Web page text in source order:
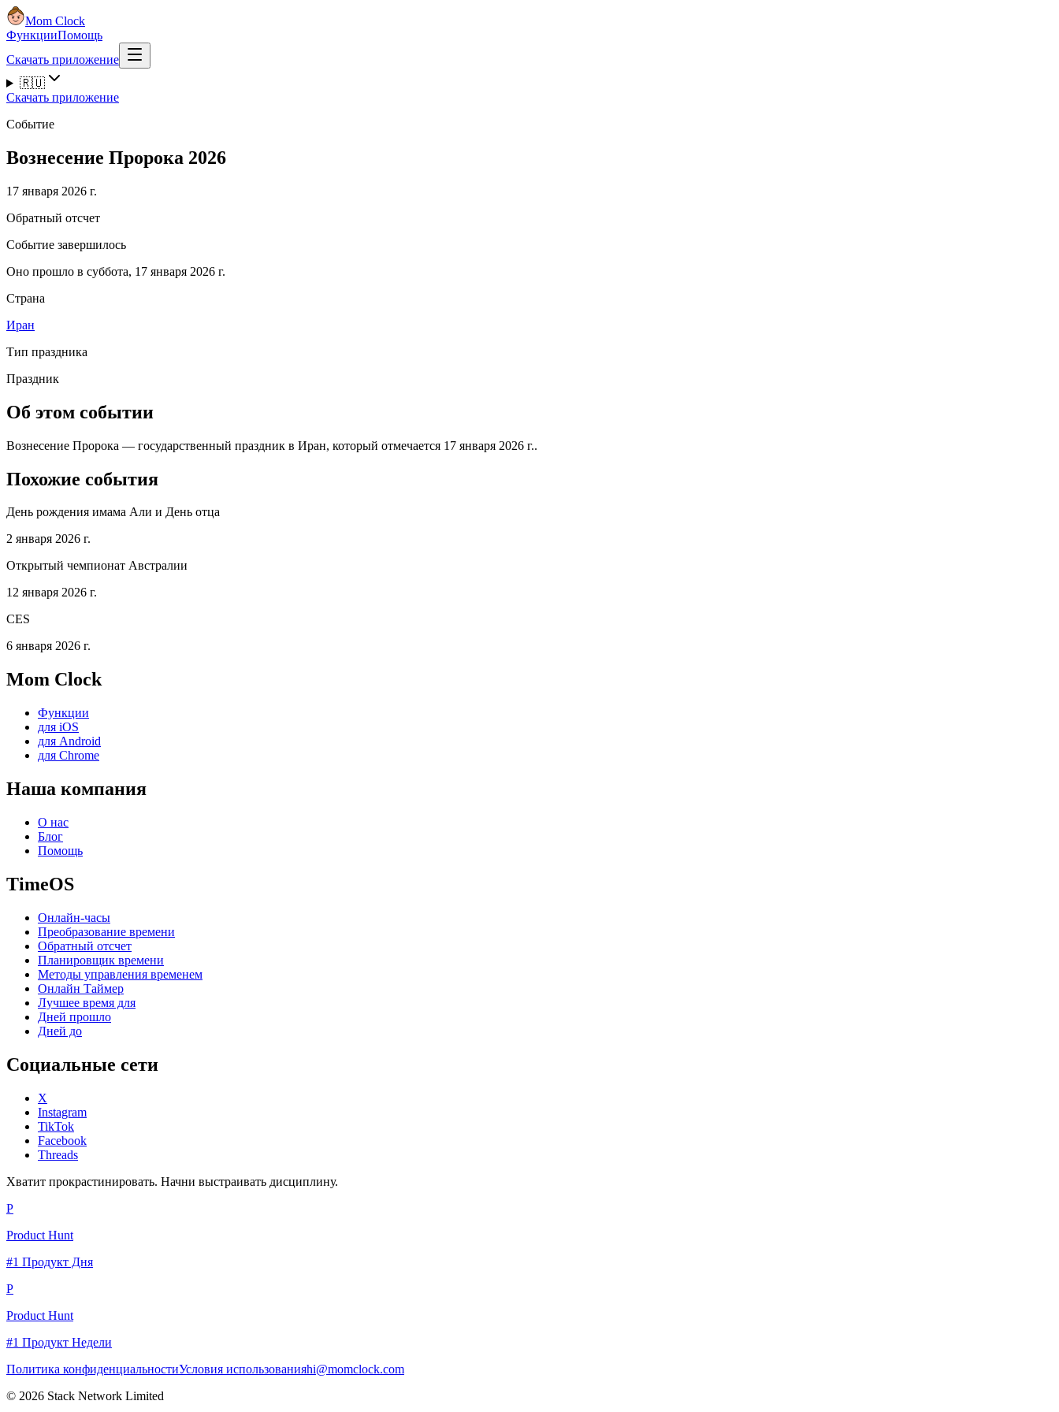
Mom Clock
ФункцииПомощь
Скачать приложение
🇷🇺
Скачать приложение
Событие
Вознесение Пророка 2026
17 января 2026 г.
Обратный отсчет
Событие завершилось
Оно прошло в суббота, 17 января 2026 г.
Страна
Иран
Тип праздника
Праздник
Об этом событии
Вознесение Пророка — государственный праздник в Иран, который отмечается 17 января 2026 г..
Похожие события
День рождения имама Али и День отца
2 января 2026 г.
Открытый чемпионат Австралии
12 января 2026 г.
CES
6 января 2026 г.
Mom Clock
Функции
для iOS
для Android
для Chrome
Наша компания
О нас
Блог
Помощь
TimeOS
Онлайн-часы
Преобразование времени
Обратный отсчет
Планировщик времени
Методы управления временем
Онлайн Таймер
Лучшее время для
Дней прошло
Дней до
Социальные сети
X
Instagram
TikTok
Facebook
Threads
Хватит прокрастинировать. Начни выстраивать дисциплину.
P
Product Hunt
#1 Продукт Дня
P
Product Hunt
#1 Продукт Недели
Политика конфиденциальностиУсловия использованияhi@momclock.com
© 2026 Stack Network Limited